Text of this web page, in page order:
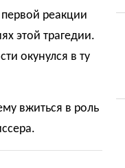
реакции
этой трагедии.
окунулся в ту
вжиться в роль